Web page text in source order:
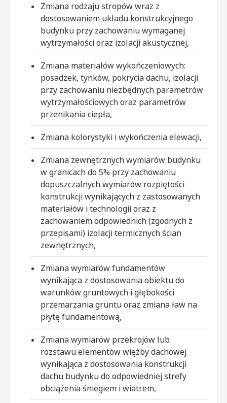
Zmiana rodzaju stropów wraz z
dostosowaniem układu konstrukcyjnego
budynku przy zachowaniu wymaganej
wytrzymałości oraz izolacji akustycznej,
Zmiana materiałów wykończeniowych:
posadzek, tynków, pokrycia dachu, izolacji
przy zachowaniu niezbędnych parametrów
wytrzymałościowych oraz parametrów
przenikania ciepła,
Zmiana kolorystyki i wykończenia elewacji,
Zmiana zewnętrznych wymiarów budynku
w granicach do 5% przy zachowaniu
dopuszczalnych wymiarów rozpiętości
konstrukcji wynikających z zastosowanych
materiałów i technologii oraz z
zachowaniem odpowiednich (zgodnych z
przepisami) izolacji termicznych ścian
zewnętrznych,
Zmiana wymiarów fundamentów
wynikająca z dostosowania obiektu do
warunków gruntowych i głębokości
przemarzania gruntu oraz zmiana ław na
płytę fundamentową,
Zmiana wymiarów przekrojów lub
rozstawu elementów więźby dachowej
wynikająca z dostosowania konstrukcji
dachu budynku do odpowiedniej strefy
obciążenia śniegiem i wiatrem,